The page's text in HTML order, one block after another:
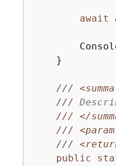
await
    }
///
///
///
</
///
///
public